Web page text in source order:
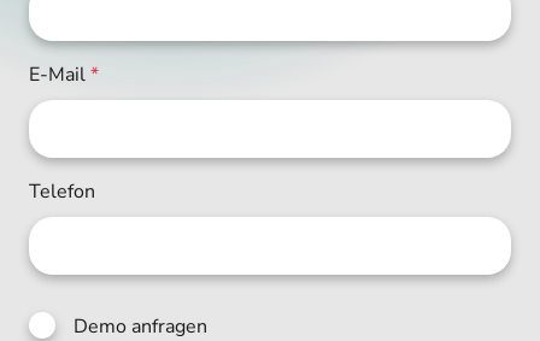
E-Mail*
Telefon
Demo anfragen